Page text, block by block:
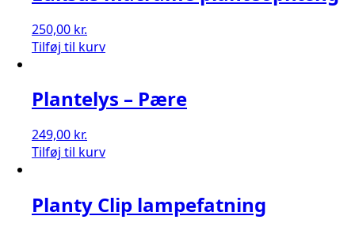
250,00 kr.
Tilføj til kurv
Plantelys – Pære
249,00 kr.
Tilføj til kurv
Planty Clip lampefatning